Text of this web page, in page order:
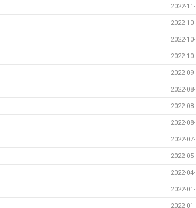
2022-
2022-
2022-
2022-
2022-
2022-
2022-
2022-
2022-
2022-
2022-
2022-
2022-